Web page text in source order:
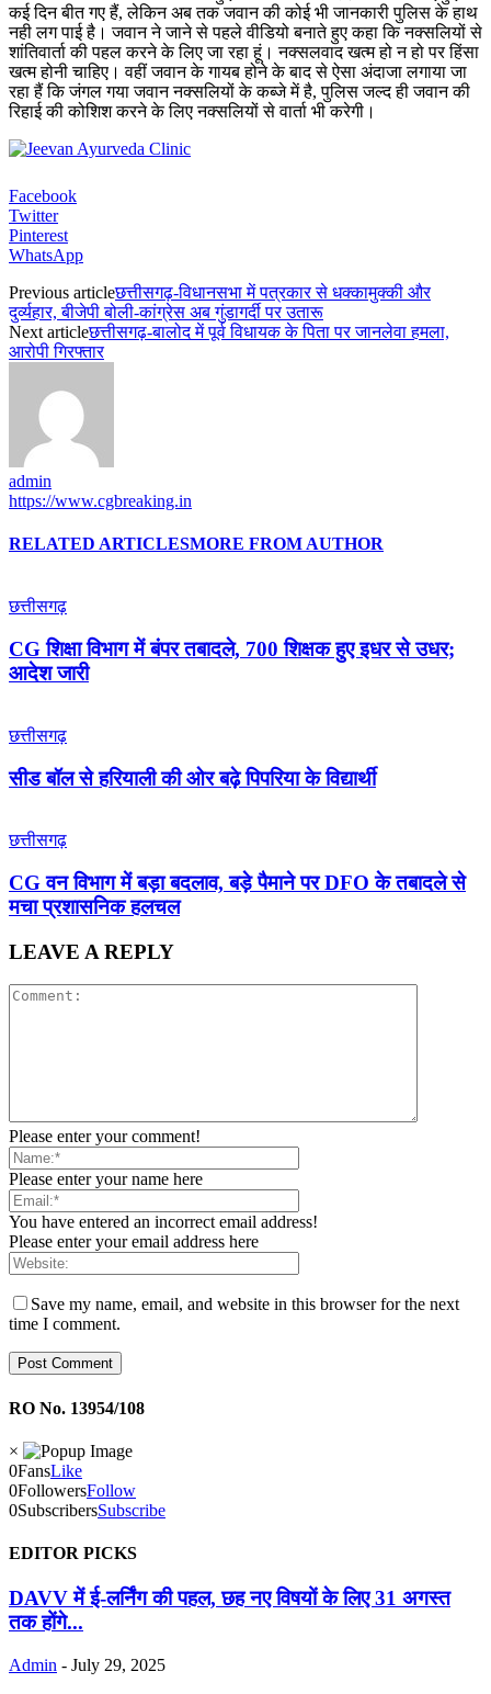
कई दिन बीत गए हैं, लेकिन अब तक जवान की कोई भी जानकारी पुलिस के हाथ
नही लग पाई है। जवान ने जाने से पहले वीडियो बनाते हुए कहा कि नक्सलियों से
शांतिवार्ता की पहल करने के लिए जा रहा हूं। नक्सलवाद खत्म हो न हो पर हिंसा
खत्म होनी चाहिए। वहीं जवान के गायब होने के बाद से ऐसा अंदाजा लगाया जा
रहा हैं कि जंगल गया जवान नक्सलियों के कब्जे में है, पुलिस जल्द ही जवान की
रिहाई की कोशिश करने के लिए नक्सलियों से वार्ता भी करेगी।
Facebook
Twitter
Pinterest
WhatsApp
Previous articleछत्तीसगढ़-विधानसभा में पत्रकार से धक्कामुक्की और
दुर्व्यहार, बीजेपी बोली-कांग्रेस अब गुंडागर्दी पर उतारू
Next articleछत्तीसगढ़-बालोद में पूर्व विधायक के पिता पर जानलेवा हमला,
आरोपी गिरफ्तार
admin
https://www.cgbreaking.in
RELATED ARTICLESMORE FROM AUTHOR
छत्तीसगढ़
CG शिक्षा विभाग में बंपर तबादले, 700 शिक्षक हुए इधर से उधर;
आदेश जारी
छत्तीसगढ़
सीड बॉल से हरियाली की ओर बढ़े पिपरिया के विद्यार्थी
छत्तीसगढ़
CG वन विभाग में बड़ा बदलाव, बड़े पैमाने पर DFO के तबादले से
मचा प्रशासनिक हलचल
LEAVE A REPLY
Please enter your comment!
Please enter your name here
You have entered an incorrect email address!
Please enter your email address here
Save my name, email, and website in this browser for the next
time I comment.
RO No. 13954/108
×
0FansLike
0FollowersFollow
0SubscribersSubscribe
EDITOR PICKS
DAVV में ई-लर्निंग की पहल, छह नए विषयों के लिए 31 अगस्त
तक होंगे...
Admin - July 29, 2025